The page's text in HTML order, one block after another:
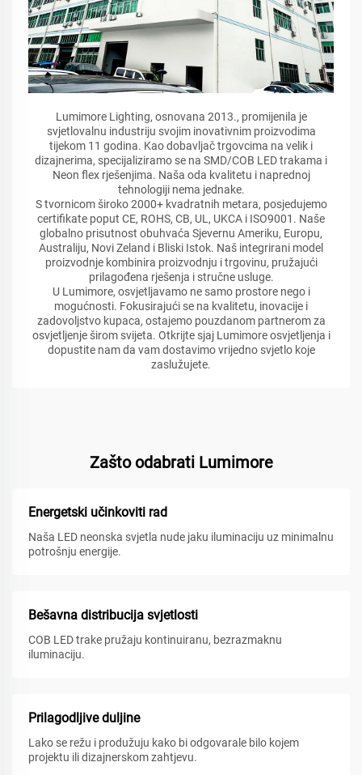
Lumimore Lighting, osnovana 2013., promijenila je
svjetlovalnu industriju svojim inovativnim proizvodima
tijekom 11 godina. Kao dobavljač trgovcima na velik i
dizajnerima, specijaliziramo se na SMD/COB LED trakama i
Neon flex rješenjima. Naša oda kvalitetu i naprednoj
tehnologiji nema jednake.
S tvornicom široko 2000+ kvadratnih metara, posjedujemo
certifikate poput CE, ROHS, CB, UL, UKCA i ISO9001. Naše
globalno prisutnost obuhvaća Sjevernu Ameriku, Europu,
Australiju, Novi Zeland i Bliski Istok. Naš integrirani model
proizvodnje kombinira proizvodnju i trgovinu, pružajući
prilagođena rješenja i stručne usluge.
U Lumimore, osvjetljavamo ne samo prostore nego i
mogućnosti. Fokusirajući se na kvalitetu, inovacije i
zadovoljstvo kupaca, ostajemo pouzdanom partnerom za
osvjetljenje širom svijeta. Otkrijte sjaj Lumimore osvjetljenja i
dopustite nam da vam dostavimo vrijedno svjetlo koje
zaslužujete.
Zašto odabrati Lumimore
Energetski učinkoviti rad
Naša LED neonska svjetla nude jaku iluminaciju uz minimalnu
potrošnju energije.
Bešavna distribucija svjetlosti
COB LED trake pružaju kontinuiranu, bezrazmaknu
iluminaciju.
Prilagodljive duljine
Lako se režu i produžuju kako bi odgovarale bilo kojem
projektu ili dizajnerskom zahtjevu.